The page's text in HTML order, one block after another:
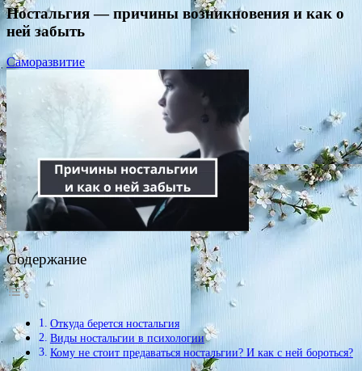
Ностальгия — причины возникновения и как о
ней забыть
Саморазвитие
Содержание
Откуда берется ностальгия
Виды ностальгии в психологии
Кому не стоит предаваться ностальгии? И как с ней бороться?